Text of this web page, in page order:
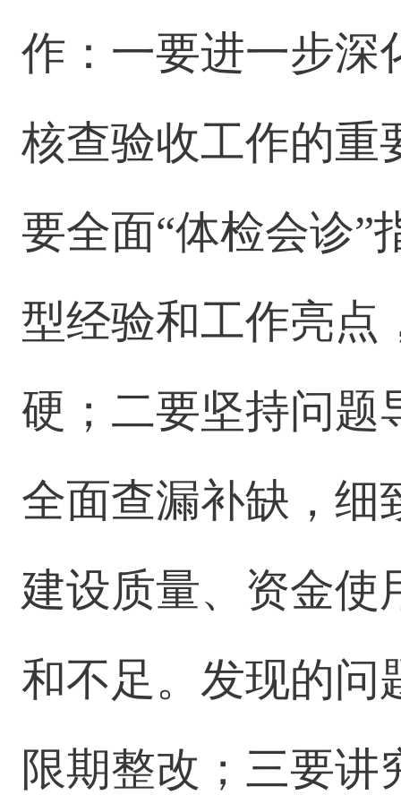
作：一要进一步深
核查验收工作的重
要全面“体检会诊”
型经验和工作亮点
硬；二要坚持问题
全面查漏补缺，细
建设质量、资金使
和不足。发现的问
限期整改；三要讲